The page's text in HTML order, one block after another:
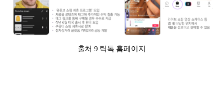
출처 9 틱톡 홈페이지